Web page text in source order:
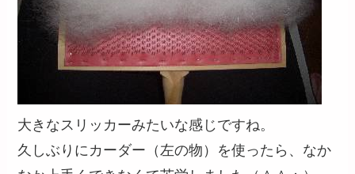
大きなスリッカーみたいな感じですね。
久しぶりにカーダー（左の物）を使ったら、なか